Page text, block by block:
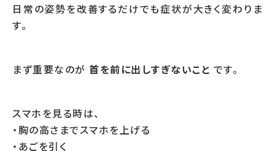
日常の姿勢を改善するだけでも症状が大きく変わりま
す。
まず重要なのが 首を前に出しすぎないこと です。
スマホを見る時は、
・胸の高さまでスマホを上げる
・あごを引く